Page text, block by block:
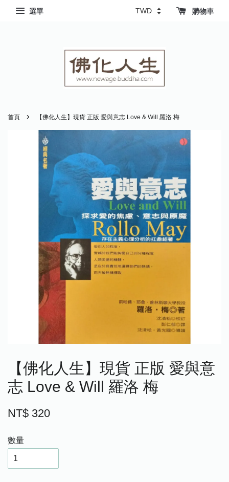
選單 購物車
首頁 › 【佛化人生】現貨 正版 愛與意志 Love & Will 羅洛 梅
【佛化人生】現貨 正版 愛與意
志 Love & Will 羅洛 梅
NT$ 320
數量